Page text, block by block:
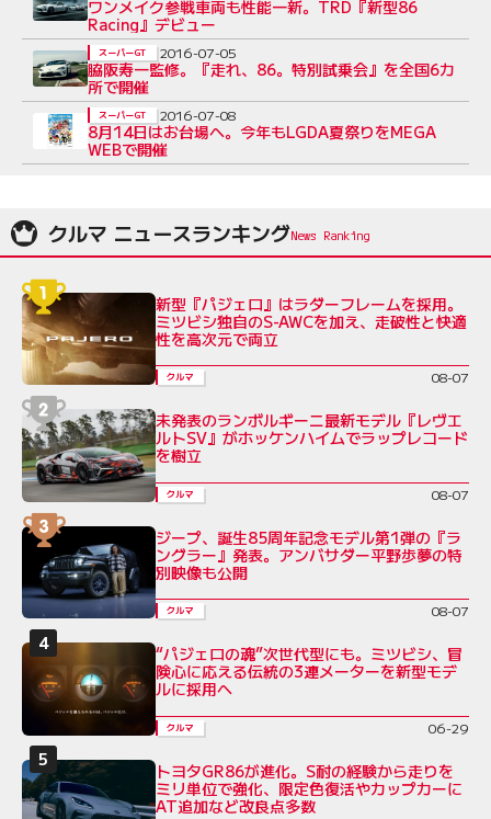
ワンメイク参戦車両も性能一新。TRD『新型86
Racing』デビュー
脇阪寿一監修。『走れ、86。特別試乗会』を全国6カ
所で開催
スーパーGT 2016-07-05
8月14日はお台場へ。今年もLGDA夏祭りをMEGA
WEBで開催
スーパーGT 2016-07-08
クルマ ニュースランキング
新型『パジェロ』はラダーフレームを採用。
ミツビシ独自のS-AWCを加え、走破性と快適
性を高次元で両立
クルマ 08-07
未発表のランボルギーニ最新モデル『レヴエ
ルトSV』がホッケンハイムでラップレコード
を樹立
クルマ 08-07
ジープ、誕生85周年記念モデル第1弾の『ラ
ングラー』発表。アンバサダー平野歩夢の特
別映像も公開
クルマ 08-07
“パジェロの魂”次世代型にも。ミツビシ、冒
険心に応える伝統の3連メーターを新型モデ
ルに採用へ
クルマ 06-29
トヨタGR86が進化。S耐の経験から走りを
ミリ単位で強化、限定色復活やカップカーに
AT追加など改良点多数